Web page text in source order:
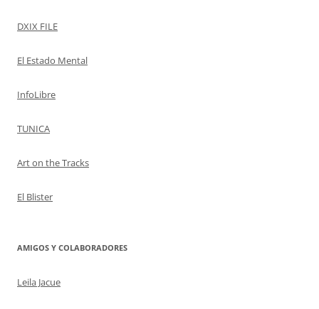
DXIX FILE
El Estado Mental
InfoLibre
TUNICA
Art on the Tracks
El Blister
AMIGOS Y COLABORADORES
Leila Jacue